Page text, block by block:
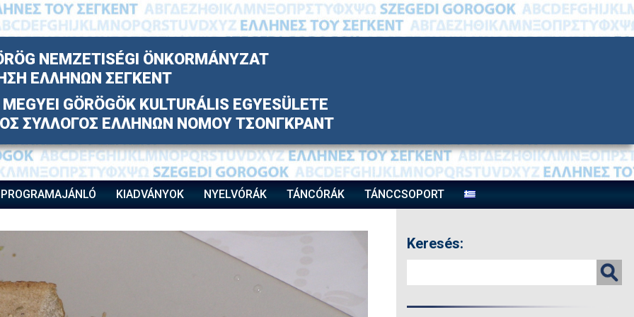
NEMZETISÉGI ÖNKORMÁNYZAT
ΕΛΛΗΝΩΝ ΣΕΓΚΕΝΤ
GÖRÖGÖK KULTURÁLIS EGYESÜLETE
ΣΥΛΛΟΓΟΣ ΕΛΛΗΝΩΝ ΝΟΜΟΥ ΤΣΟΝΓΚΡΑΝΤ
PROGRAMAJÁNLÓ KIADVÁNYOK NYELVÓRÁK TÁNCÓRÁK TÁNCCSOPORT
Keresés: